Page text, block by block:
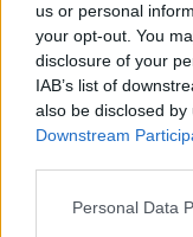
us or personal
your opt-out. You
disclosure of your
IAB’s list of
also be disclosed
Downstream
Personal Data